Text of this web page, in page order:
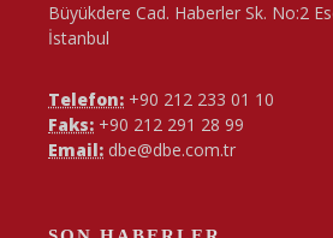
Büyükdere Cad. Haberler Sk. No:2
İstanbul
Telefon: +90 212 233 01 10
Faks: +90 212 291 28 99
Email: dbe@dbe.com.tr